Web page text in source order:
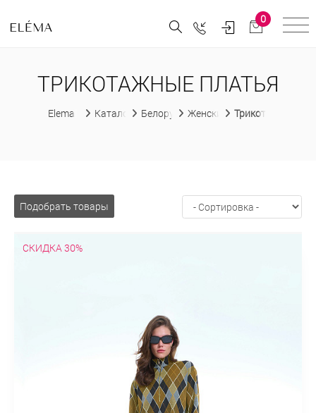
0
ТРИКОТАЖНЫЕ ПЛАТЬЯ
Elema Каталог Белорусская женская одежда
Женские платьяТрикотажные
Подобрать товары
СКИДКА 30%